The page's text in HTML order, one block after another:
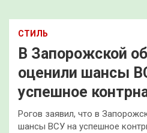
СТИЛЬ
В Запорожской
оценили шансы
успешное
Рогов заявил, что в
шансы ВСУ на успешное